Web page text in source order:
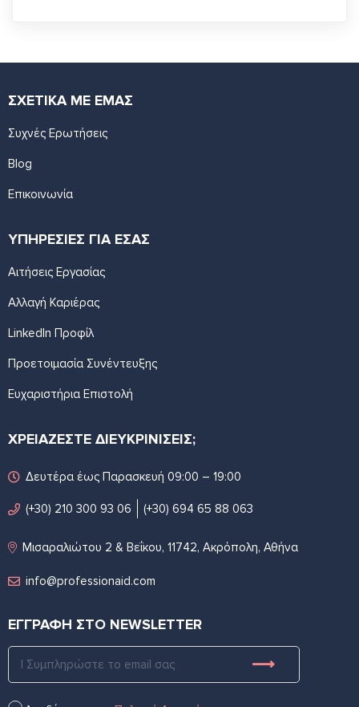
ΣΧΕΤΙΚΑ ΜΕ ΕΜΑΣ
Συχνές Ερωτήσεις
Blog
Επικοινωνία
ΥΠΗΡΕΣΙΕΣ ΓΙΑ ΕΣΑΣ
Αιτήσεις Εργασίας
Αλλαγή Καριέρας
LinkedIn Προφίλ
Προετοιμασία Συνέντευξης
Ευχαριστήρια Επιστολή
ΧΡΕΙΑΖΕΣΤΕ ΔΙΕΥΚΡΙΝΙΣΕΙΣ;
Δευτέρα έως Παρασκευή 09:00 – 19:00
(+30) 210 300 93 06 (+30) 694 65 88 063
Μισαραλιώτου 2 & Βεΐκου, 11742, Ακρόπολη, Αθήνα
info@professionaid.com
ΕΓΓΡΑΦΗ ΣΤΟ NEWSLETTER